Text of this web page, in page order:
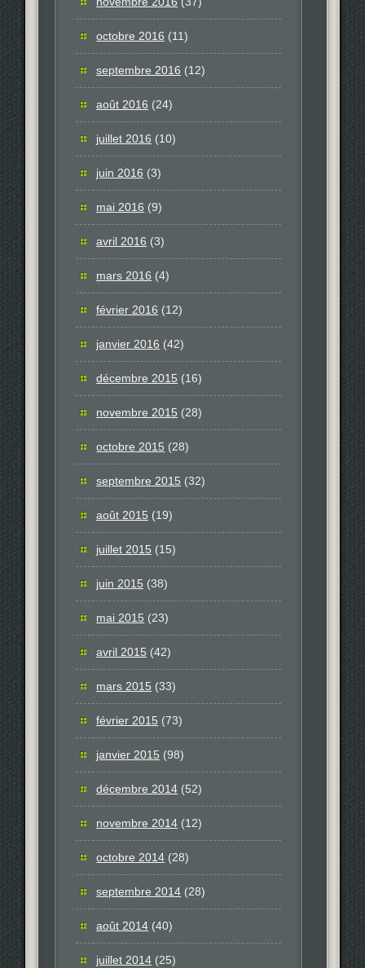
octobre 2016 (11)
septembre 2016 (12)
août 2016 (24)
juillet 2016 (10)
juin 2016 (3)
mai 2016 (9)
avril 2016 (3)
mars 2016 (4)
février 2016 (12)
janvier 2016 (42)
décembre 2015 (16)
novembre 2015 (28)
octobre 2015 (28)
septembre 2015 (32)
août 2015 (19)
juillet 2015 (15)
juin 2015 (38)
mai 2015 (23)
avril 2015 (42)
mars 2015 (33)
février 2015 (73)
janvier 2015 (98)
décembre 2014 (52)
novembre 2014 (12)
octobre 2014 (28)
septembre 2014 (28)
août 2014 (40)
juillet 2014 (25)